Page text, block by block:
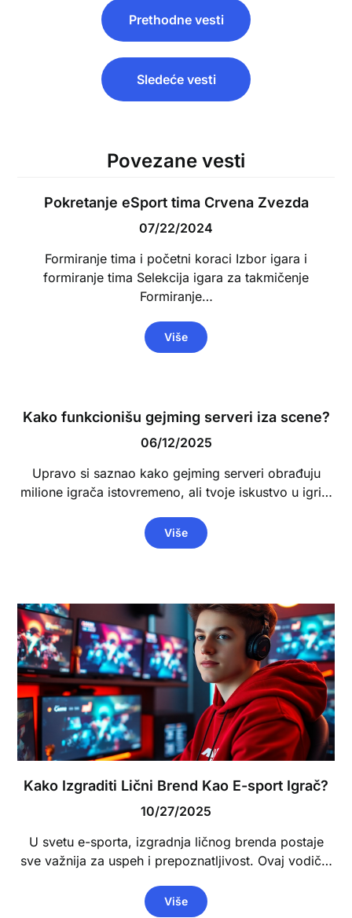
navigation
Prethodne vesti
Sledeće vesti
Povezane vesti
Pokretanje eSport tima Crvena Zvezda
07/22/2024
Formiranje tima i početni koraci Izbor igara i
formiranje tima Selekcija igara za takmičenje
Formiranje…
Više
Kako funkcionišu gejming serveri iza scene?
06/12/2025
Upravo si saznao kako gejming serveri obrađuju
milione igrača istovremeno, ali tvoje iskustvo u igri…
Više
Kako Izgraditi Lični Brend Kao E-sport Igrač?
10/27/2025
U svetu e-sporta, izgradnja ličnog brenda postaje
sve važnija za uspeh i prepoznatljivost. Ovaj vodič…
Više